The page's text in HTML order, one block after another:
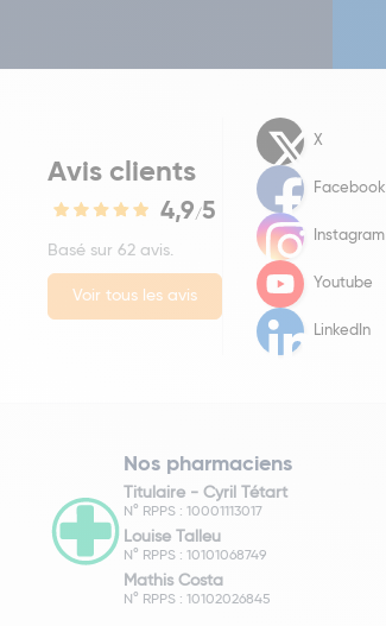
Avis clients
4,9/5
Basé sur 62 avis.
Voir tous les avis
X
Facebook
Instagram
Youtube
LinkedIn
Nos pharmaciens
Titulaire - Cyril Tétart
N° RPPS : 10001113017
Louise Talleu
N° RPPS : 10101068749
Mathis Costa
N° RPPS : 10102026845